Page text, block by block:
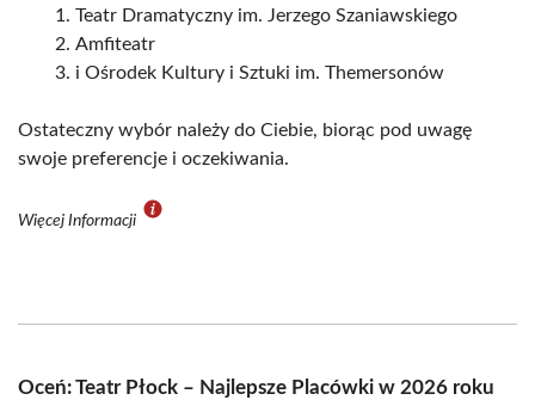
Teatr Dramatyczny im. Jerzego Szaniawskiego
Amfiteatr
i Ośrodek Kultury i Sztuki im. Themersonów
Ostateczny wybór należy do Ciebie, biorąc pod uwagę
swoje preferencje i oczekiwania.
Więcej Informacji
Oceń: Teatr Płock – Najlepsze Placówki w 2026 roku